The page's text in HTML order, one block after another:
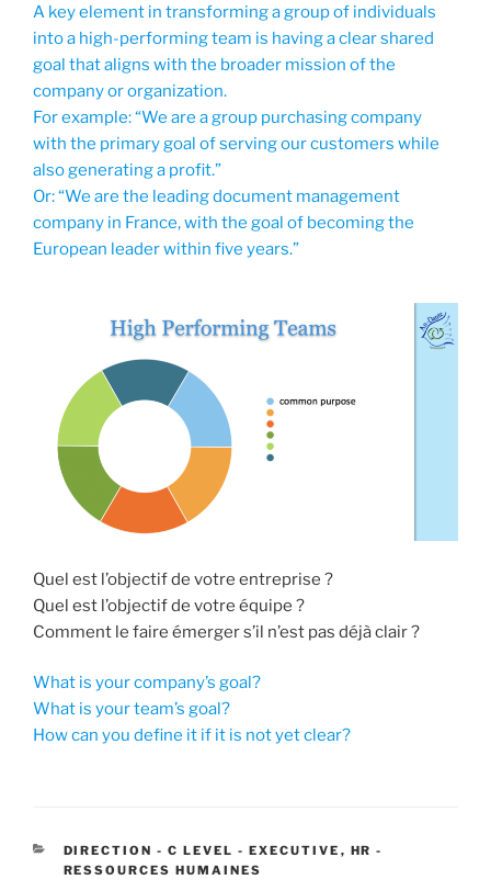
A key element in transforming a group of individuals
into a high-performing team is having a clear shared
goal that aligns with the broader mission of the
company or organization.
For example: “We are a group purchasing company
with the primary goal of serving our customers while
also generating a profit.”
Or: “We are the leading document management
company in France, with the goal of becoming the
European leader within five years.”
Quel est l’objectif de votre entreprise ?
Quel est l’objectif de votre équipe ?
Comment le faire émerger s’il n’est pas déjà clair ?
What is your company’s goal?
What is your team’s goal?
How can you define it if it is not yet clear?
CATEGORIES
DIRECTION - C LEVEL - EXECUTIVE , HR -
RESSOURCES HUMAINES